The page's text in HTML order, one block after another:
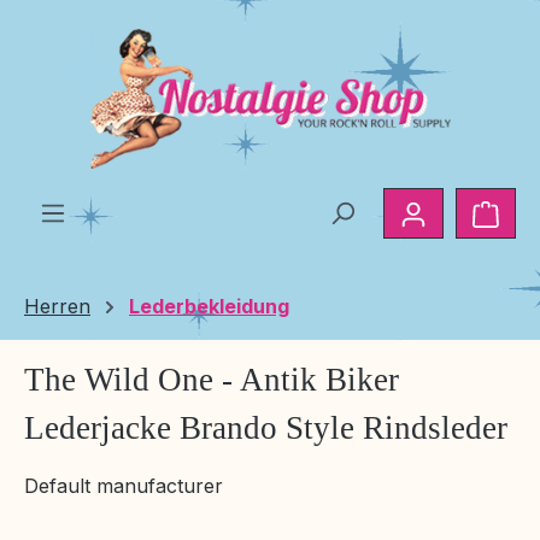
Zum Hauptinhalt springen
Herren Lederbekleidung
The Wild One - Antik Biker
Lederjacke Brando Style Rindsleder
Default manufacturer